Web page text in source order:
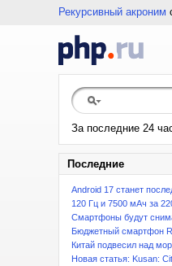
Рекурсивный акроним
За последние 24
Последние
Android 17 станет
120 Гц и 7500 мАч за
Смартфоны будут
Бюджетный смартфон
Китай подвесил над
Новая статья: Kusan: